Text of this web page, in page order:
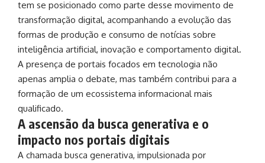
tem se posicionado como parte desse movimento de
transformação digital, acompanhando a evolução das
formas de produção e consumo de notícias sobre
inteligência artificial, inovação e comportamento digital.
A presença de portais focados em tecnologia não
apenas amplia o debate, mas também contribui para a
formação de um ecossistema informacional mais
qualificado.
A ascensão da busca generativa e o
impacto nos portais digitais
A chamada busca generativa, impulsionada por